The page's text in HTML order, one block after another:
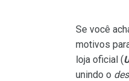
Se você
motivos
loja oficial (
unindo o